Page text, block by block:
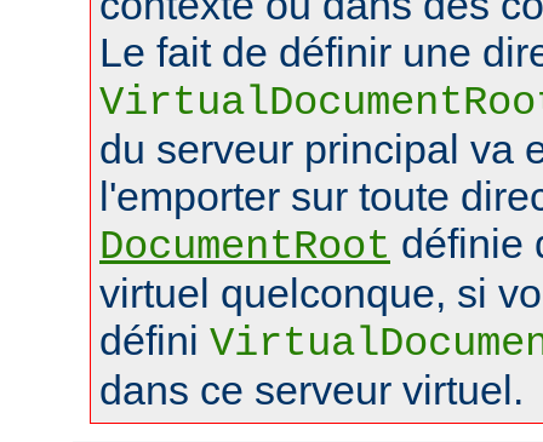
Le fait de définir une
du serveur principal va
l'emporter sur toute
DocumentRoot définie
virtuel quelconque, si
défini
dans ce serveur virtuel.